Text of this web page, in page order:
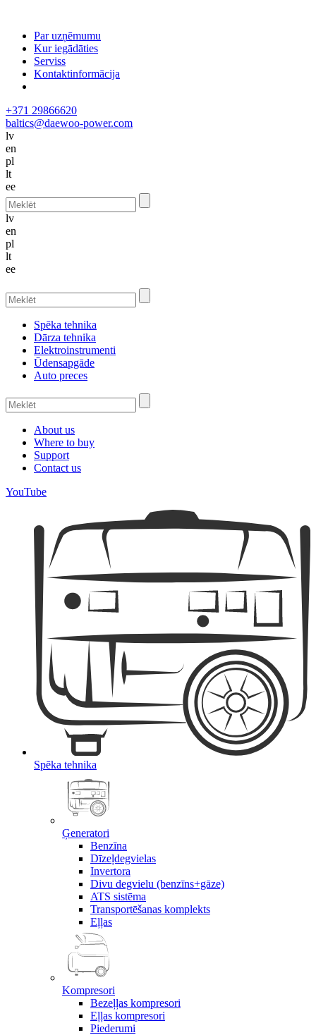
Par uzņēmumu
Kur iegādāties
Serviss
Kontaktinformācija
+371 29866620
baltics@daewoo-power.com
lv
en
pl
lt
ee
lv
en
pl
lt
ee
Spēka tehnika
Dārza tehnika
Elektroinstrumenti
Ūdensapgāde
Auto preces
About us
Where to buy
Support
Contact us
YouTube
Spēka tehnika
Ģeneratori
Benzīna
Dīzeļdegvielas
Invertora
Divu degvielu (benzīns+gāze)
ATS sistēma
Transportēšanas komplekts
Eļļas
Kompresori
Bezeļļas kompresori
Eļļas kompresori
Piederumi